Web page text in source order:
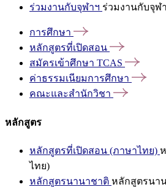
ร่วมงานกับจุฬาฯ ร่วมงานกับจุฬ
การศึกษา
หลักสูตรที่เปิดสอน
สมัครเข้าศึกษา TCAS
ค่าธรรมเนียมการศึกษา
คณะและสำนักวิชา
หลักสูตร
หลักสูตรที่เปิดสอน (ภาษาไทย)
ไทย)
หลักสูตรนานาชาติ หลักสูตรนา